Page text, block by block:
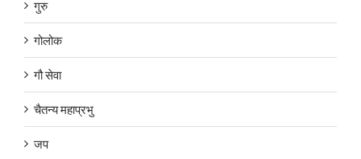
गुरु
गोलोक
गौ सेवा
चैतन्य महाप्रभु
जप